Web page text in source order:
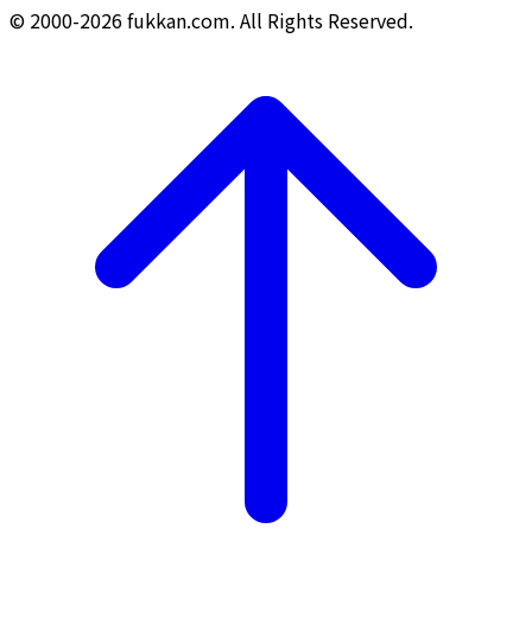
© 2000-2026 fukkan.com. All Rights Reserved.